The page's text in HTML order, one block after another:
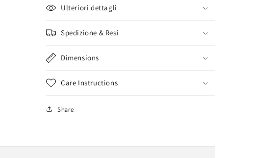
Ulteriori dettagli
Spedizione & Resi
Dimensions
Care Instructions
Share